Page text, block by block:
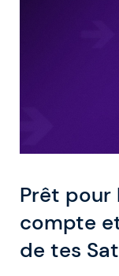
Prêt pour
compte
de tes